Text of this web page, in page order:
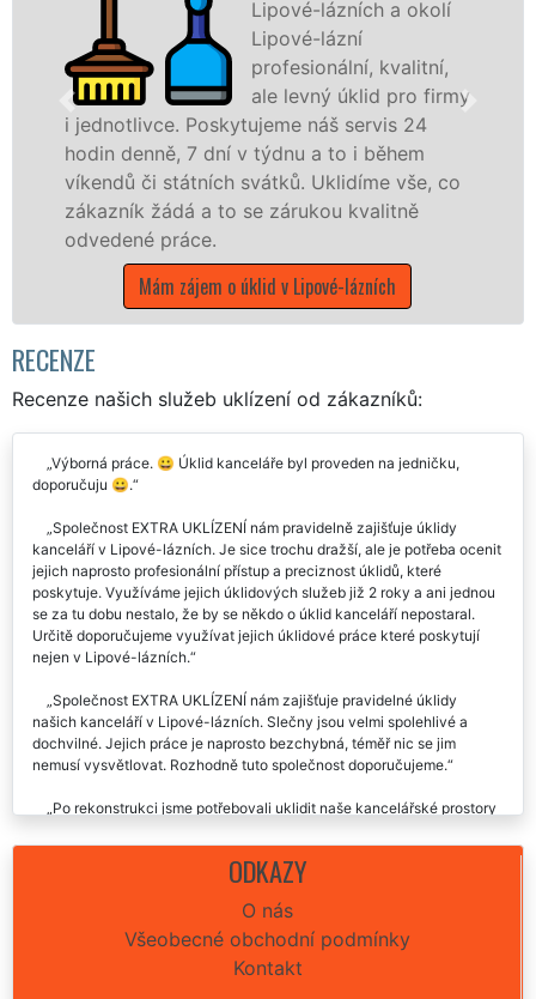
Lipové-lázních a okolí
Lipové-lázní
profesionální, kvalitní,
ale levný úklid pro firmy
Poskytujeme náš servis 24
7 dní v týdnu a to i během
svátků. Uklidíme vše, co
a to se zárukou kvalitně
zájem o úklid v Lipové-lázních
nabízíme
státní
RECENZE
Recenze našich služeb uklízení od zákazníků:
Výborná práce. 😀 Úklid kanceláře byl proveden na jedničku,
doporučuju 😀.
Společnost EXTRA UKLÍZENÍ nám pravidelně zajišťuje úklidy
kanceláří v Lipové-lázních. Je sice trochu dražší, ale je potřeba ocenit
jejich naprosto profesionální přístup a preciznost úklidů, které
poskytuje. Využíváme jejich úklidových služeb již 2 roky a ani jednou
se za tu dobu nestalo, že by se někdo o úklid kanceláří nepostaral.
Určitě doporučujeme využívat jejich úklidové práce které poskytují
nejen v Lipové-lázních.
Společnost EXTRA UKLÍZENÍ nám zajišťuje pravidelné úklidy
našich kanceláří v Lipové-lázních. Slečny jsou velmi spolehlivé a
dochvilné. Jejich práce je naprosto bezchybná, téměř nic se jim
nemusí vysvětlovat. Rozhodně tuto společnost doporučujeme.
Po rekonstrukci jsme potřebovali uklidit naše kancelářské prostory
společnost EXTRA SLUŽBY. Jejich přístup k práci byl velmi
profesionální, dodali veškeré přípravky a postarali se i o vyklizení a
není co vytknout. Určitě doporučujeme využívat služeb této úklidové
Generální úklid naší kanceláře v Lipové-lázních byl proveden velmi
ODKAZY
O nás
Všeobecné obchodní podmínky
Kontakt